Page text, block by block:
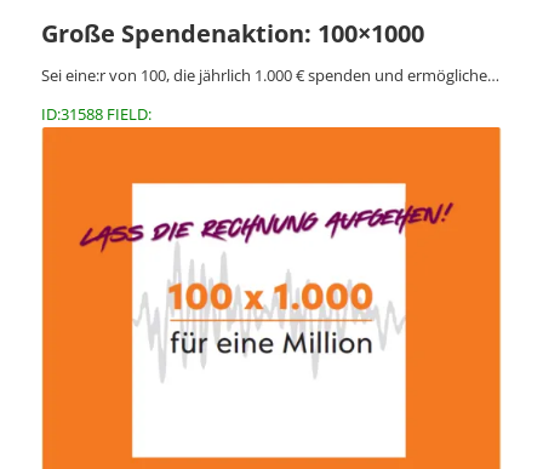
Große Spendenaktion: 100×1000
Sei eine:r von 100, die jährlich 1.000 € spenden und ermögliche…
ID:31588 FIELD: